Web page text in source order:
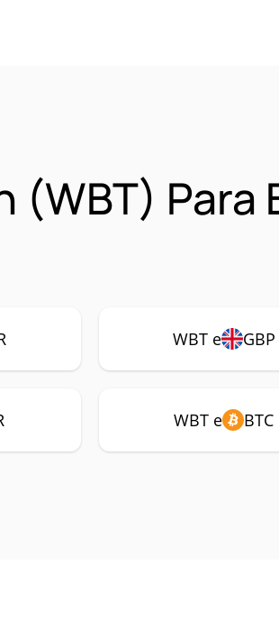
(WBT) Para
WBT e GBP
WBT e BTC